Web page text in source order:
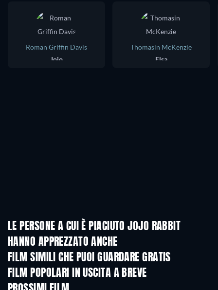
Roman Griffin Davis
Jojo
Thomasin McKenzie
Elsa
LE PERSONE A CUI È PIACIUTO JOJO RABBIT
HANNO APPREZZATO ANCHE
FILM SIMILI CHE PUOI GUARDARE GRATIS
FILM POPOLARI IN USCITA A BREVE